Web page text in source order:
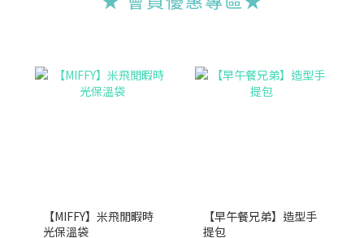
【MIFFY】米飛閒暇時
光保溫袋
【早午餐兄弟】造型手
提包